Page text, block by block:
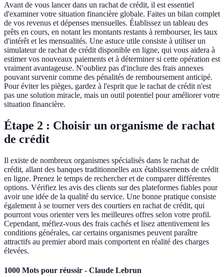
Avant de vous lancer dans un rachat de crédit, il est essentiel
d'examiner votre situation financière globale. Faites un bilan complet
de vos revenus et dépenses mensuelles. Établissez un tableau des
prêts en cours, en notant les montants restants à rembourser, les taux
d'intérêt et les mensualités. Une astuce utile consiste à utiliser un
simulateur de rachat de crédit disponible en ligne, qui vous aidera à
estimer vos nouveaux paiements et à déterminer si cette opération est
vraiment avantageuse. N'oubliez pas d'inclure des frais annexes
pouvant survenir comme des pénalités de remboursement anticipé.
Pour éviter les pièges, gardez à l'esprit que le rachat de crédit n'est
pas une solution miracle, mais un outil potentiel pour améliorer votre
situation financière.
Étape 2 : Choisir un organisme de rachat
de crédit
Il existe de nombreux organismes spécialisés dans le rachat de
crédit, allant des banques traditionnelles aux établissements de crédit
en ligne. Prenez le temps de rechercher et de comparer différentes
options. Vérifiez les avis des clients sur des plateformes fiables pour
avoir une idée de la qualité du service. Une bonne pratique consiste
également à se tourner vers des courtiers en rachat de crédit, qui
pourront vous orienter vers les meilleures offres selon votre profil.
Cependant, méfiez-vous des frais cachés et lisez attentivement les
conditions générales, car certains organismes peuvent paraître
attractifs au premier abord mais comportent en réalité des charges
élevées.
1000 Mots pour réussir - Claude Lebrun